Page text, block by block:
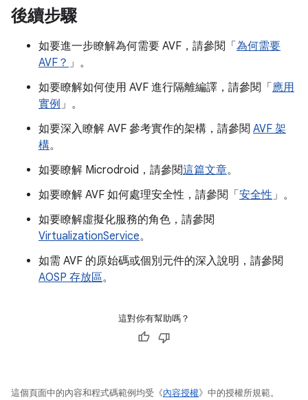
後續步驟
如要進一步瞭解為何需要 AVF，請參閱「 為何需要
AVF？ 」。
如要瞭解如何使用 AVF 進行隔離編譯，請參閱「 應用
實例 」。
如要深入瞭解 AVF 參考實作的架構，請參閱 AVF 架
構。
如要瞭解 Microdroid，請參閱這篇文章。
如要瞭解 AVF 如何處理安全性，請參閱「 安全性」。
如要瞭解虛擬化服務的角色，請參閱
VirtualizationService。
如需 AVF 的原始碼或個別元件的深入說明，請參閱
AOSP 存放區。
這對你有幫助嗎？
這個頁面中的內容和程式碼範例均受《內容授權》中的授權所規範。